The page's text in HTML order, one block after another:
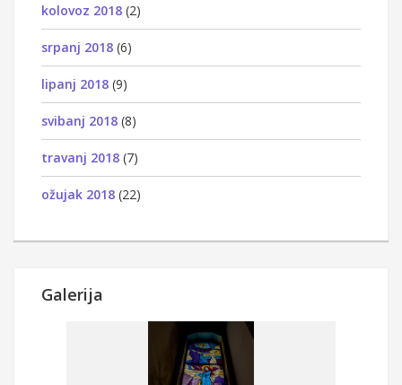
kolovoz 2018 (2)
srpanj 2018 (6)
lipanj 2018 (9)
svibanj 2018 (8)
travanj 2018 (7)
ožujak 2018 (22)
Galerija